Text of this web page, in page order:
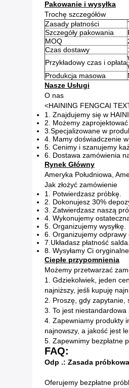
Pakowanie i wysyłka
Trochę szczegółów
Zasady płatności
Szczegóły pakowania
MOQ
Czas dostawy
Przykładowy czas i opłata
Produkcja masowa
Nasze Usługi
O nas
<HAINING FENGCAI
1. Znajdujemy się w
2. Możemy
3.Specjalizowane w
4. Mamy doświadczenie
5. Cenimy i szanujemy
6. Dostawa zamówienia
Rynek Główny
Ameryka Południowa,
Jak złożyć zamówienie
1. Potwierdzasz próbkę.
2. Dokonujesz 30%
3. Zatwierdzasz naszą
4. Wykonujemy
5. Organizujemy wysyłkę.
6. Organizujemy odprawy
7.Układasz płatność salda.
8. Wysyłamy Ci
Ciepłe przypomnienia
Możemy przetwarzać
1. Gdziekolwiek, jeden
najniższy, jeśli kupuję
2. Proszę, gdy zapytanie,
3. To jest
4. Zapewniamy produkty
najnowszy, a jakość jest
5. Zapewnimy bezpłatne
FAQ:
Odp .: Zasada
Oferujemy bezpłatne